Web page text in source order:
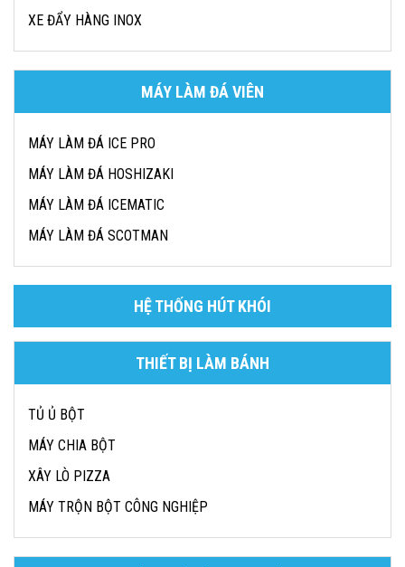
XE ĐẨY HÀNG INOX
MÁY LÀM ĐÁ VIÊN
MÁY LÀM ĐÁ ICE PRO
MÁY LÀM ĐÁ HOSHIZAKI
MÁY LÀM ĐÁ ICEMATIC
MÁY LÀM ĐÁ SCOTMAN
HỆ THỐNG HÚT KHÓI
THIẾT BỊ LÀM BÁNH
TỦ Ủ BỘT
MÁY CHIA BỘT
XÂY LÒ PIZZA
MÁY TRỘN BỘT CÔNG NGHIỆP